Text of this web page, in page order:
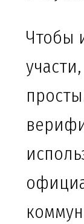
Чтобы